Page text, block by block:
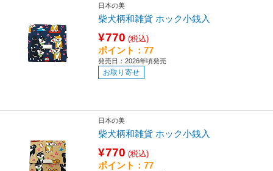
日本の美
柴犬柄和雑貨 ホック小銭入
¥770 (税込)
ポイント：77
発売日：2026年頃発売
お取り寄せ
日本の美
柴犬柄和雑貨 ホック小銭入
¥770 (税込)
ポイント：77